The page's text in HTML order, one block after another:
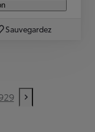
Sauvegardez
Next page